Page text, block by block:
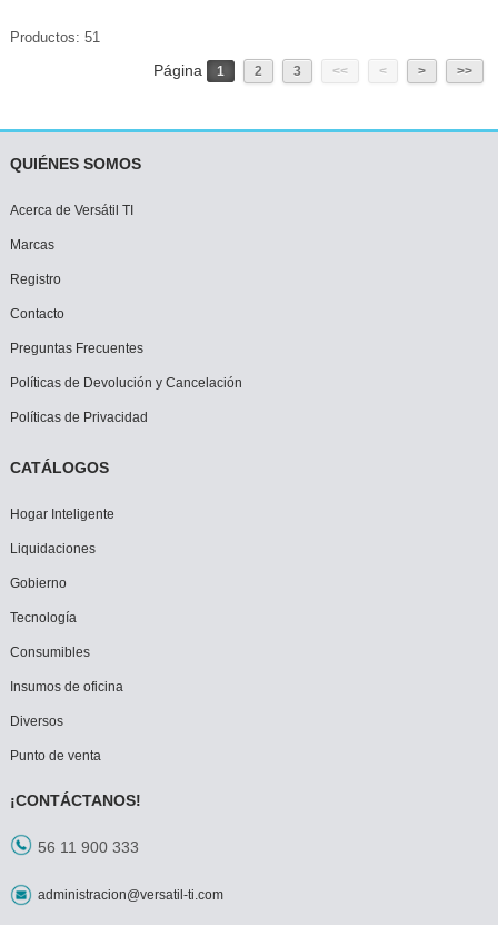
Productos: 51
Página 1 2 3 << < > >>
QUIÉNES SOMOS
Acerca de Versátil TI
Marcas
Registro
Contacto
Preguntas Frecuentes
Políticas de Devolución y Cancelación
Políticas de Privacidad
CATÁLOGOS
Hogar Inteligente
Liquidaciones
Gobierno
Tecnología
Consumibles
Insumos de oficina
Diversos
Punto de venta
¡CONTÁCTANOS!
56 11 900 333
administracion@versatil-ti.com